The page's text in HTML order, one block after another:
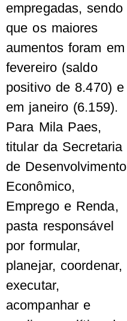
empregadas, sendo
que os maiores
aumentos foram em
fevereiro (saldo
positivo de 8.470) e
em janeiro (6.159).
Para Mila Paes,
titular da Secretaria
de Desenvolvimento
Econômico,
Emprego e Renda,
pasta responsável
por formular,
planejar, coordenar,
executar,
acompanhar e